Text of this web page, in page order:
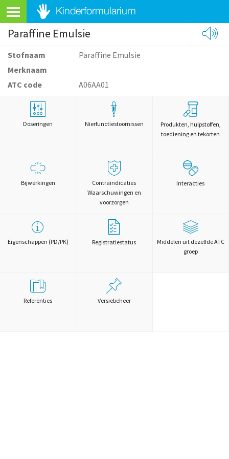
Paraffine Emulsie
Stofnaam
Paraffine Emulsie
Merknaam
ATC code
A06AA01
Doseringen Nierfunctiestoornissen
Produkten, hulpstoffen,
toediening en tekorten
Bijwerkingen
Contraindicaties
Waarschuwingen en
voorzorgen
Interacties
Eigenschappen (PD/PK) Registratiestatus
Middelen uit dezelfde ATC
groep
Referenties Versiebeheer